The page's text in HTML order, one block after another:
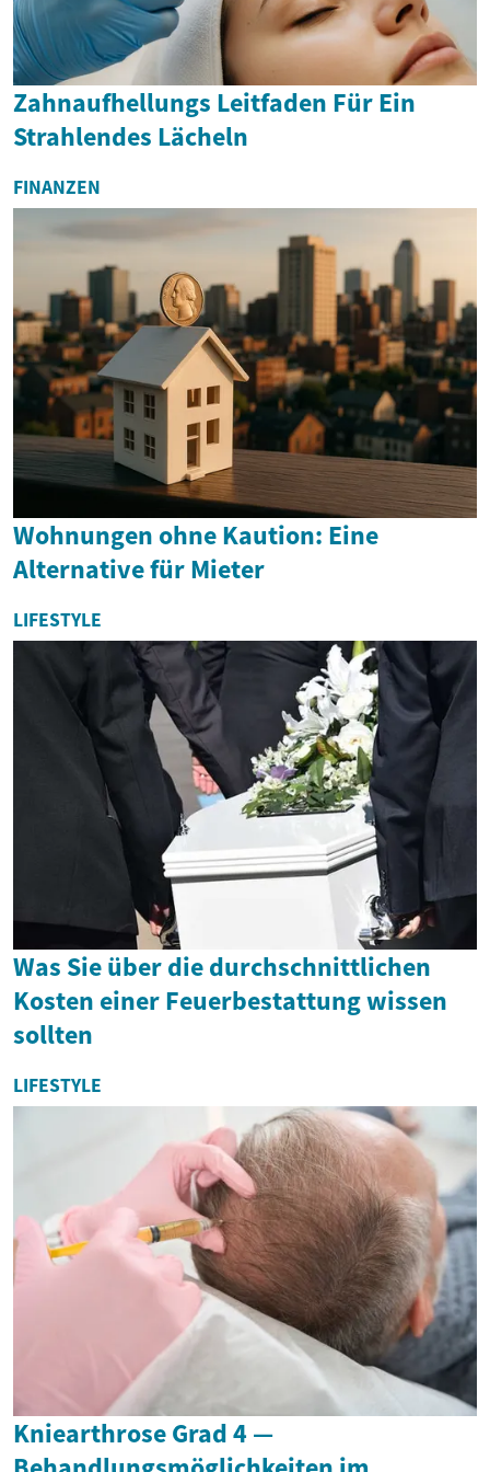
Zahnaufhellungs Leitfaden Für Ein
Strahlendes Lächeln
FINANZEN
Wohnungen ohne Kaution: Eine
Alternative für Mieter
LIFESTYLE
Was Sie über die durchschnittlichen
Kosten einer Feuerbestattung wissen
sollten
LIFESTYLE
Kniearthrose Grad 4 —